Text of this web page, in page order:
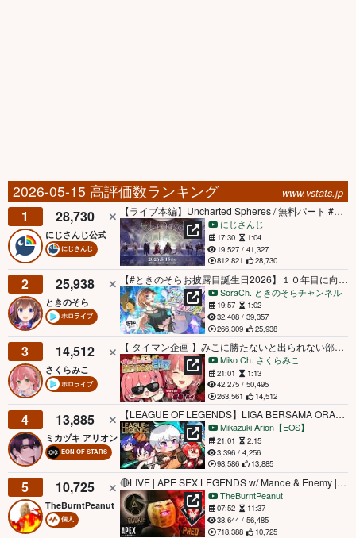
2026-05-15 高評価数ランキング www.vstats.jp
1 28,730
にじさんじ公式
にじさんじ
【ライブ本編】Uncharted Spheres / 無料パート #Uncharted_Spheres
にじさんじ
17:30
1:04
19,527 / 41,327
812,821
28,730
2 25,938
ときのそら
ホロライブ
【#ときのそらお披露目誕生日2026】１０年目に向けた最高のパフォーマンスを！～告知もあるよ～【ホロライブ/ときのそら】
SoraCh. ときのそらチャンネル
19:57
1:02
32,408 / 39,357
266,309
25,938
3 14,512
さくらみこ
ホロライブ
【 タイマン企画 】みこに勝たないと出られない部屋にぇ！ゲスト：鷹嶺ルイ🥀【ホロライブ/さくらみこ/鷹嶺ルイ】
Miko Ch. さくらみこ
21:01
1:13
42,275 / 50,495
263,561
14,512
4 13,885
ミカヅキ アリオン
EON OF STARS
【LEAGUE OF LEGENDS】LIGA BERSAMA ORANG-ORANG KEREN!
Mikazuki Arion【EOS】
21:01
2:15
3,396 / 4,256
98,586
13,885
5 10,725
TheBurntPeanut
個人
🔴LIVE | APE SEX LEGENDS w/ Mande & Enemy | ROOKIE TO PREDATOR TONIGHT | #BUNGULATE
TheBurntPeanut
07:52
11:37
38,644 / 56,485
718,388
10,725